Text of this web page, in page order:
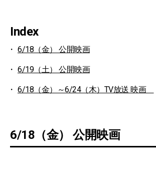
Index
6/18（金） 公開映画
6/19（土） 公開映画
6/18（金）～6/24（木）TV放送 映画
6/18（金） 公開映画